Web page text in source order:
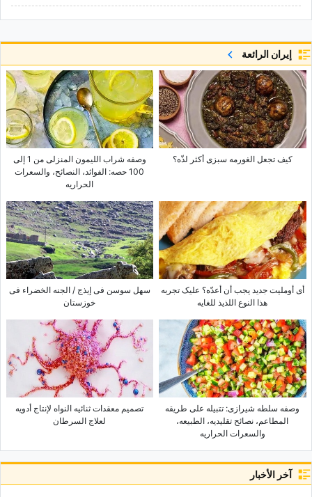
إيران الرائعة
کیف تجعل الغورمه سبزی أکثر لذّه؟
وصفه شراب اللیمون المنزلی من 1 إلى
100 حصه: الفوائد، النصائح، والسعرات
الحراریه
أی أوملیت جدید یجب أن أعدّه؟ علیک تجربه
هذا النوع اللذیذ للغایه
سهل سوسن فی إیذج / الجنه الخضراء فی
خوزستان
وصفه سلطه شیرازی: تتبیله على طریقه
المطاعم، نصائح تقلیدیه، الطبیعه،
والسعرات الحراریه
تصمیم معقدات ثنائیه النواه لإنتاج أدویه
لعلاج السرطان
آخر الأخبار